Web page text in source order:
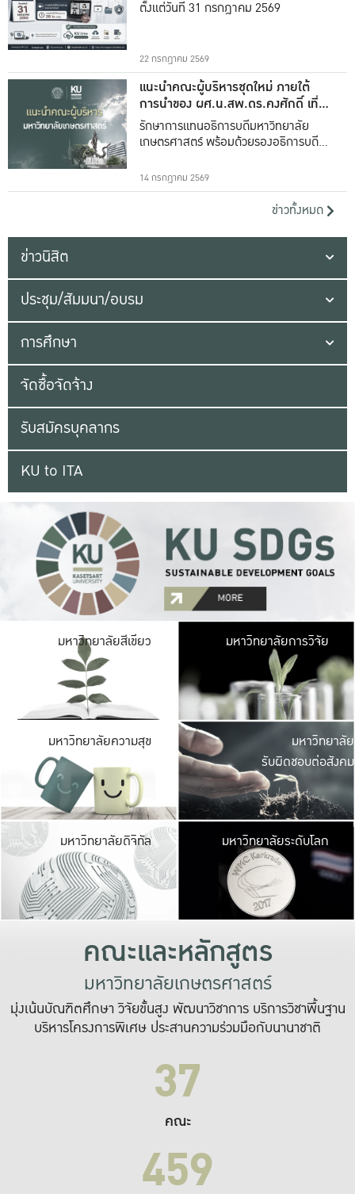
ตั้งแต่วันที่ 31 กรกฎาคม 2569
22 กรกฎาคม 2569
แนะนำคณะผู้บริหารชุดใหม่ ภายใต้
การนำของ ผศ.น.สพ.ดร.คงศักดิ์ เที่ยง
ธรรม
รักษาการแทนอธิการบดีมหาวิทยาลัย
เกษตรศาสตร์ พร้อมด้วยรองอธิการบดีทั้ง
14 กรกฎาคม 2569
ข่าวทั้งหมด
ข่าวนิสิต
ประชุม/สัมมนา/อบรม
การศึกษา
จัดซื้อจัดจ้าง
รับสมัครบุคลากร
KU to ITA
มหาวิทยาลัยสีเขียว มหาวิ
มีพื้นที่เขียวสดใส
เป็นป่าในเมือง เกษต
มหาวิทยาลัยการวิจัย
มหาวิทยาลัยความสุข มหาวิ
ค
เปิดประ
และพบเรื่องราวใ
มหาวิทยาลัย
รับผิดชอบต่อสังคม
มหาวิทยาลัยดิจิทัล มหาวิ
เปลี่ยนแปลง แล
เพื่อทำง
ระบบสารสนเทศ
มหาวิทยาลัยระดับโลก
คณะและหลักสูตร
มหาวิทยาลัยเกษตรศาสตร์
มุ่งเน้นบัณฑิตศึกษา วิจัยขั้นสูง พัฒนาวิชาการ บริการวิชาพื้นฐาน
บริหารโครงการพิเศษ ประสานความร่วมมือกับนานาชาติ
37
คณะ
459